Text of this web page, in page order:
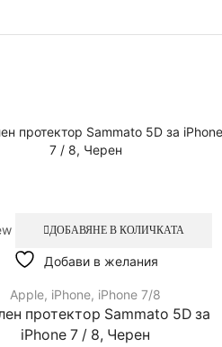
ДОБАВЯНЕ В КОЛИЧКАТА
Добави в желания
Apple, iPhone, iPhone 7/8
протектор Sammato 5D за
iPhone 7 / 8, Черен